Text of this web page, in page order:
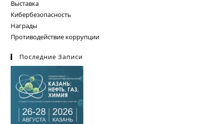
Выставка
Кибербезопасность
Награды
Противодействие коррупции
Последние Записи